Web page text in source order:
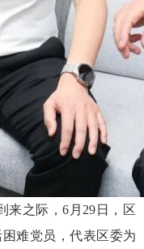
来之际，6月29日，区
难党员，代表区委为